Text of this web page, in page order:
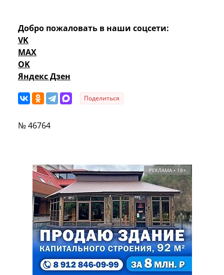
Добро пожаловать в наши соцсети:
VK
MAX
OK
Яндекс Дзен
Поделиться
№ 46764
РЕКЛАМА • 18+